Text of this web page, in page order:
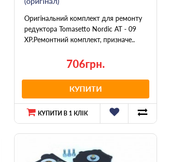
Оригінальний комплект для ремонту
редуктора Tomasetto Nordic AT - 09
XP.Ремонтний комплект, призначе..
706грн.
КУПИТИ
КУПИТИ В 1 КЛІК